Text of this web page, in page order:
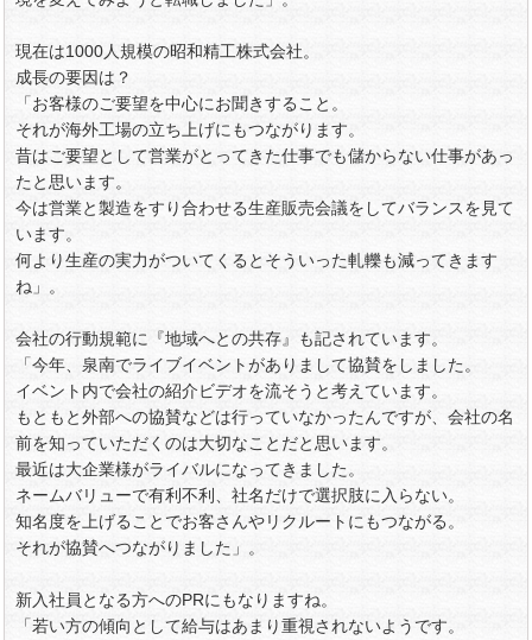
現在は1000人規模の昭和精工株式会社。
成長の要因は？
「お客様のご要望を中心にお聞きすること。
それが海外工場の立ち上げにもつながります。
昔はご要望として営業がとってきた仕事でも儲からない仕事があっ
たと思います。
今は営業と製造をすり合わせる生産販売会議をしてバランスを見て
います。
何より生産の実力がついてくるとそういった軋轢も減ってきます
ね」。
会社の行動規範に『地域へとの共存』も記されています。
「今年、泉南でライブイベントがありまして協賛をしました。
イベント内で会社の紹介ビデオを流そうと考えています。
もともと外部への協賛などは行っていなかったんですが、会社の名
前を知っていただくのは大切なことだと思います。
最近は大企業様がライバルになってきました。
ネームバリューで有利不利、社名だけで選択肢に入らない。
知名度を上げることでお客さんやリクルートにもつながる。
それが協賛へつながりました」。
新入社員となる方へのPRにもなりますね。
「若い方の傾向として給与はあまり重視されないようです。